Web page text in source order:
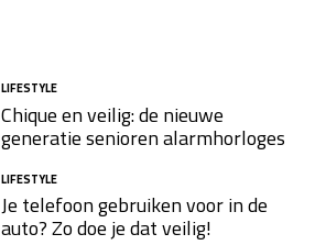
LIFESTYLE
Chique en veilig: de nieuwe
generatie senioren alarmhorloges
LIFESTYLE
Je telefoon gebruiken voor in de
auto? Zo doe je dat veilig!